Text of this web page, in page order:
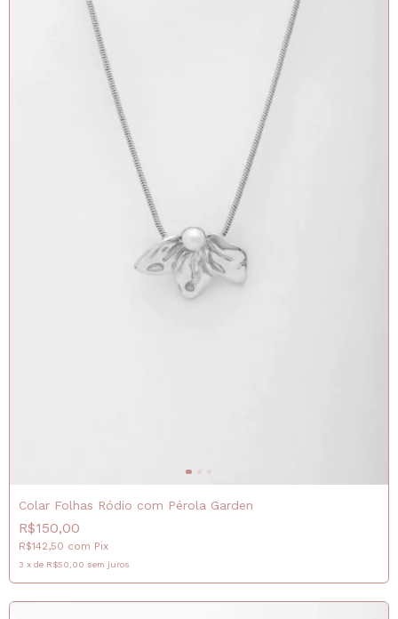
Colar Folhas Ródio com Pérola Garden
R$150,00
R$142,50 com Pix
3 x de R$50,00 sem juros